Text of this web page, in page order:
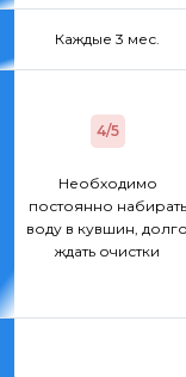
Каждые 3 мес.
4/5
Необходимо
постоянно набирать
воду в кувшин,
ждать очистки